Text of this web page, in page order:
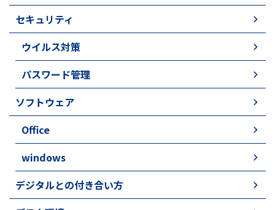
セキュリティ
ウイルス対策
パスワード管理
ソフトウェア
Office
windows
デジタルとの付き合い方